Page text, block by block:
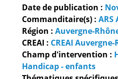
Date de publication :
Commanditaire(s) : ARS
Région : Auvergne-
CREAI : CREAI
Champ d'intervention :
Handicap - enfants